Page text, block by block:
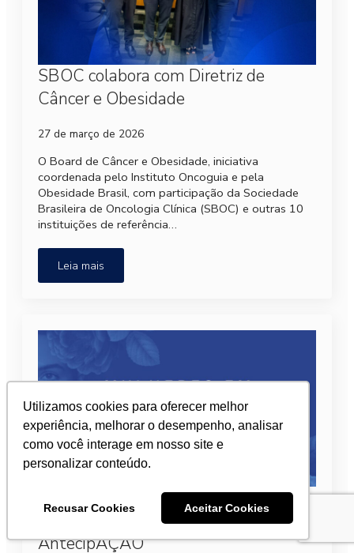
Utilizamos cookies para oferecer melhor
experiência, melhorar o desempenho, analisar
como você interage em nosso site e
personalizar conteúdo.
Recusar Cookies Aceitar Cookies
SBOC colabora com Diretriz de
Câncer e Obesidade
27 de março de 2026
O Board de Câncer e Obesidade, iniciativa
coordenada pelo Instituto Oncoguia e pela
Obesidade Brasil, com participação da Sociedade
Brasileira de Oncologia Clínica (SBOC) e outras 10
instituições de referência…
Leia mais
SBOC e grupos colaborativos
realizam 2ª edição do Mulheres em
AntecipAÇÃO